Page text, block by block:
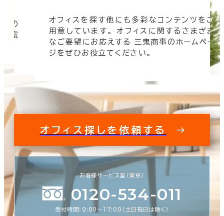
の
豊富
オフィスを探す他にも多彩なコンテンツをご
用意しています。 オフィスに関するさまざま
なご要望にお応えする 三鬼商事のホームペー
ジをぜひお役立てください。
オフィス探しを依頼する
お客様サービス室（東京）
0120-534-011
受付時間：9:00〜17:00（土日祝日は除く）